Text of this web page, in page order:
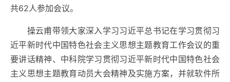
共62人参加会议。
操云甫带领大家深入学习习近平总书记在学习贯彻习
近平新时代中国特色社会主义思想主题教育工作会议的重
要讲话精神、中科院学习贯彻习近平新时代中国特色社会
主义思想主题教育动员大会精神及实施方案，并就软件所